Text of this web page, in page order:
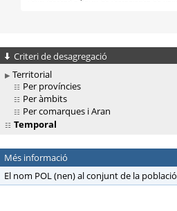
Criteri de desagregació
Territorial
Per províncies
Per àmbits
Per comarques i Aran
Temporal
Més informació
El nom POL (nen) al conjunt de la població